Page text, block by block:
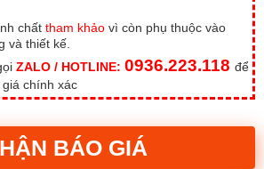
chất tham khảo vì còn phụ thuộc vào
và thiết kế.
ZALO / HOTLINE: 0936.223.118 để
chính xác
BÁO GIÁ